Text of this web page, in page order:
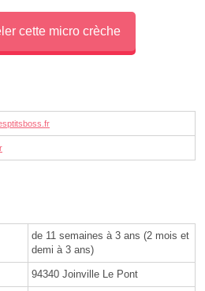
cette micro crèche
de 11 semaines à 3 ans (2 mois et
demi à 3 ans)
94340 Joinville Le Pont